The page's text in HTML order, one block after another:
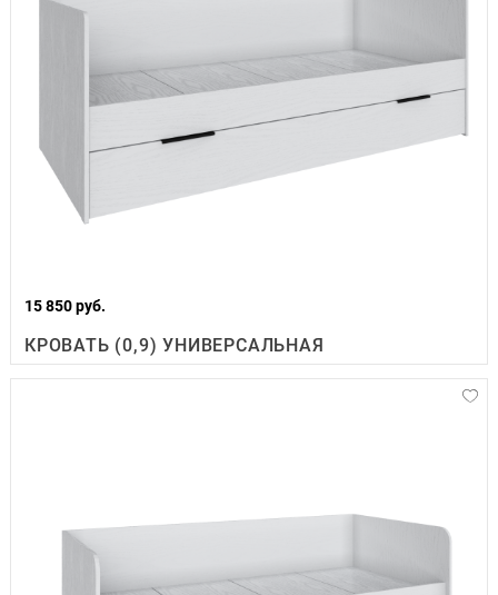
15 850 руб.
КРОВАТЬ (0,9) УНИВЕРСАЛЬНАЯ